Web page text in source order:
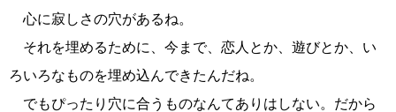
心に寂しさの穴があるね。
それを埋めるために、今まで、恋人とか、遊びとか、い
ろいろなものを埋め込んできたんだね。
でもぴったり穴に合うものなんてありはしない。だから